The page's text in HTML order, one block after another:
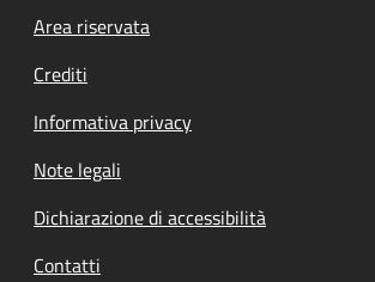
Footer menu
Area riservata
Crediti
Informativa privacy
Note legali
Dichiarazione di accessibilità
Contatti